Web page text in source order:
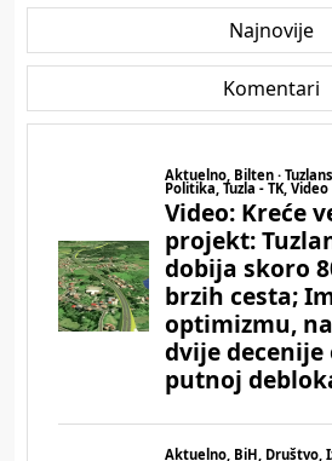
Najnovije
Komentari